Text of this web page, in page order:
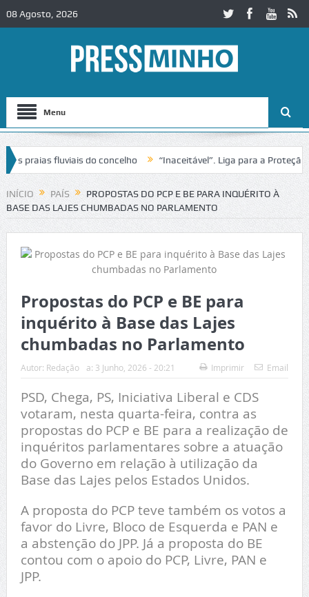
08 Agosto, 2026
Menu
fluviais do concelho “Inaceitável”. Liga para a Proteção da
trânsito no IC2 em Alcobaça Igreja do Castelo de Cerveira
INÍCIO PAÍS
PROPOSTAS DO PCP E BE PARA INQUÉRITO À
BASE DAS LAJES CHUMBADAS NO PARLAMENTO
Propostas do PCP e BE para
inquérito à Base das Lajes
chumbadas no Parlamento
Autor: Redação a: 3 Junho, 2026 - 20:21 Imprimir Email
PSD, Chega, PS, Iniciativa Liberal e CDS
votaram, nesta quarta-feira, contra as
propostas do PCP e BE para a realização de
inquéritos parlamentares sobre a atuação
do Governo em relação à utilização da
Base das Lajes pelos Estados Unidos.
A proposta do PCP teve também os votos a
favor do Livre, Bloco de Esquerda e PAN e
a abstenção do JPP. Já a proposta do BE
contou com o apoio do PCP, Livre, PAN e
JPP.